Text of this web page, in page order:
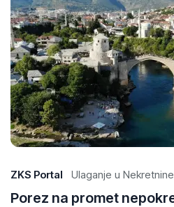
ZKS Portal Ulaganje u Nekretnine